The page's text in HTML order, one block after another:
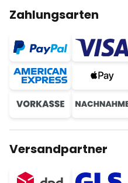
Zahlungsarten
Versandpartner